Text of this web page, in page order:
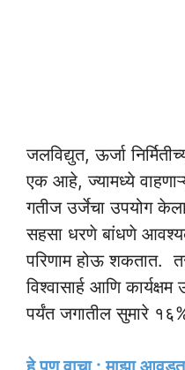
जलविद्युत, ऊर्जा
एक आहे, ज्यामध्ये
गतीज उर्जेचा उपयोग
सहसा धरणे बांधणे
परिणाम होऊ शकतात.
विश्वासार्ह आणि
पर्यंत जगातील सुमारे